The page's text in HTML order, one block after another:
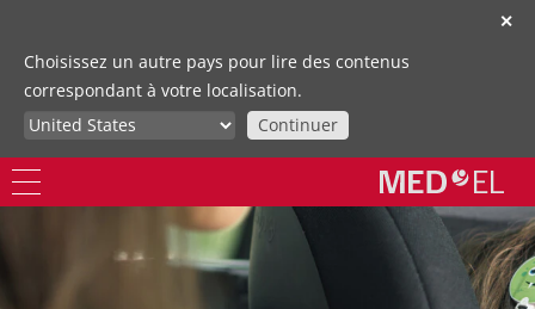
✕
Choisissez un autre pays pour lire des contenus
correspondant à votre localisation.
Continuer